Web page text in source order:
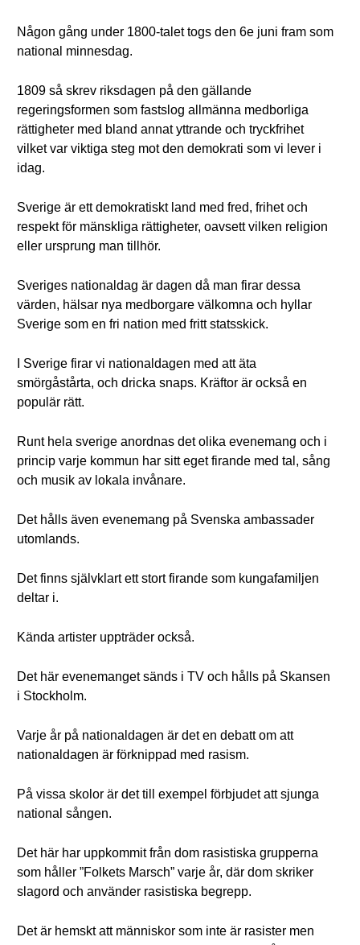
Någon gång under 1800-talet togs den 6e juni fram som
national minnesdag.
1809 så skrev riksdagen på den gällande
regeringsformen som fastslog allmänna medborliga
rättigheter med bland annat yttrande och tryckfrihet
vilket var viktiga steg mot den demokrati som vi lever i
idag.
Sverige är ett demokratiskt land med fred, frihet och
respekt för mänskliga rättigheter, oavsett vilken religion
eller ursprung man tillhör.
Sveriges nationaldag är dagen då man firar dessa
värden, hälsar nya medborgare välkomna och hyllar
Sverige som en fri nation med fritt statsskick.
I Sverige firar vi nationaldagen med att äta
smörgåstårta, och dricka snaps. Kräftor är också en
populär rätt.
Runt hela sverige anordnas det olika evenemang och i
princip varje kommun har sitt eget firande med tal, sång
och musik av lokala invånare.
Det hålls även evenemang på Svenska ambassader
utomlands.
Det finns självklart ett stort firande som kungafamiljen
deltar i.
Kända artister uppträder också.
Det här evenemanget sänds i TV och hålls på Skansen
i Stockholm.
Varje år på nationaldagen är det en debatt om att
nationaldagen är förknippad med rasism.
På vissa skolor är det till exempel förbjudet att sjunga
national sången.
Det här har uppkommit från dom rasistiska grupperna
som håller ”Folkets Marsch” varje år, där dom skriker
slagord och använder rasistiska begrepp.
Det är hemskt att människor som inte är rasister men